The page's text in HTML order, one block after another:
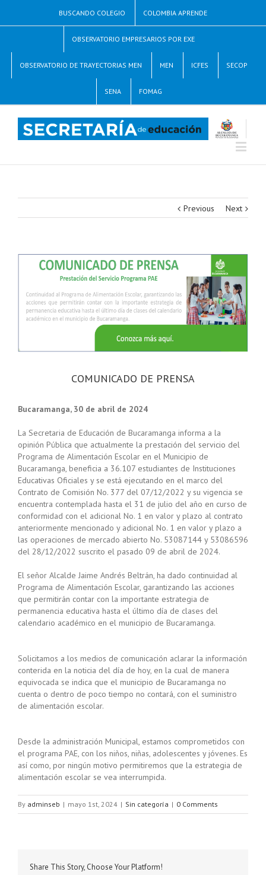
BUSCANDO COLEGIO COLOMBIA APRENDE
OBSERVATORIO EMPRESARIOS POR EXE
OBSERVATORIO DE TRAYECTORIAS MEN MEN ICFES SECOP
SENA FOMAG
Previous Next
COMUNICADO DE PRENSA
Bucaramanga, 30 de abril de 2024
La Secretaria de Educación de Bucaramanga informa a la
opinión Pública que actualmente la prestación del servicio del
Programa de Alimentación Escolar en el Municipio de
Bucaramanga, beneficia a 36.107 estudiantes de Instituciones
Educativas Oficiales y se está ejecutando en el marco del
Contrato de Comisión No. 377 del 07/12/2022 y su vigencia se
encuentra contemplada hasta el 31 de julio del año en curso de
conformidad con el adicional No. 1 en valor y plazo al contrato
anteriormente mencionado y adicional No. 1 en valor y plazo a
las operaciones de mercado abierto No. 53087144 y 53086596
del 28/12/2022 suscrito el pasado 09 de abril de 2024.
El señor Alcalde Jaime Andrés Beltrán, ha dado continuidad al
Programa de Alimentación Escolar, garantizando las acciones
que permitirán contar con la importante estrategia de
permanencia educativa hasta el último día de clases del
calendario académico en el municipio de Bucaramanga.
Solicitamos a los medios de comunicación aclarar la información
conterida en la noticia del día de hoy, en la cual de manera
equivocada se indica que el municipio de Bucaramanga no
cuenta o dentro de poco tiempo no contará, con el suministro
de alimentación escolar.
Desde la administración Municipal, estamos comprometidos con
el programa PAE, con los niños, niñas, adolescentes y jóvenes. Es
así como, por ningún motivo permitiremos que la estrategia de
alimentación escolar se vea interrumpida.
By adminseb | mayo 1st, 2024 | Sin categoría | 0 Comments
Share This Story, Choose Your Platform!